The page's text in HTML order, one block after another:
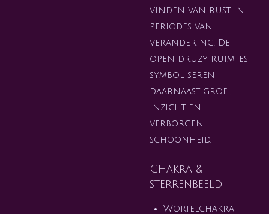
vinden van rust in
periodes van
verandering. De
open druzy ruimtes
symboliseren
daarnaast groei,
inzicht en
verborgen
schoonheid.
Chakra &
sterrenbeeld
Wortelchakra